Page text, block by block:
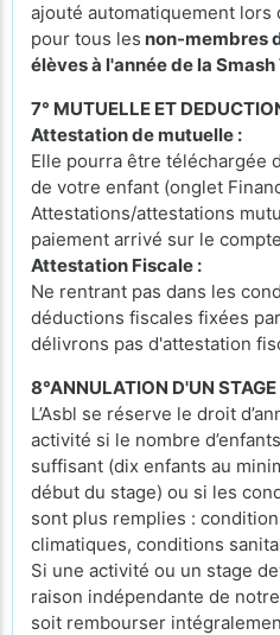
ajouté automatiquement
pour tous les non-membres
élèves à l'année de la
7° MUTUELLE ET
Attestation de mutuelle :
Elle pourra être téléchargée
de votre enfant (onglet
Attestations/attestations
paiement arrivé sur le
Attestation Fiscale :
Ne rentrant pas dans les
déductions fiscales fixées
délivrons pas d'attestation
8°ANNULATION D'UN STAGE
L’Asbl se réserve le droit
activité si le nombre
suffisant (dix enfants au
début du stage) ou si les
sont plus remplies :
climatiques, conditions
Si une activité ou un stage
raison indépendante de notre
soit rembourser